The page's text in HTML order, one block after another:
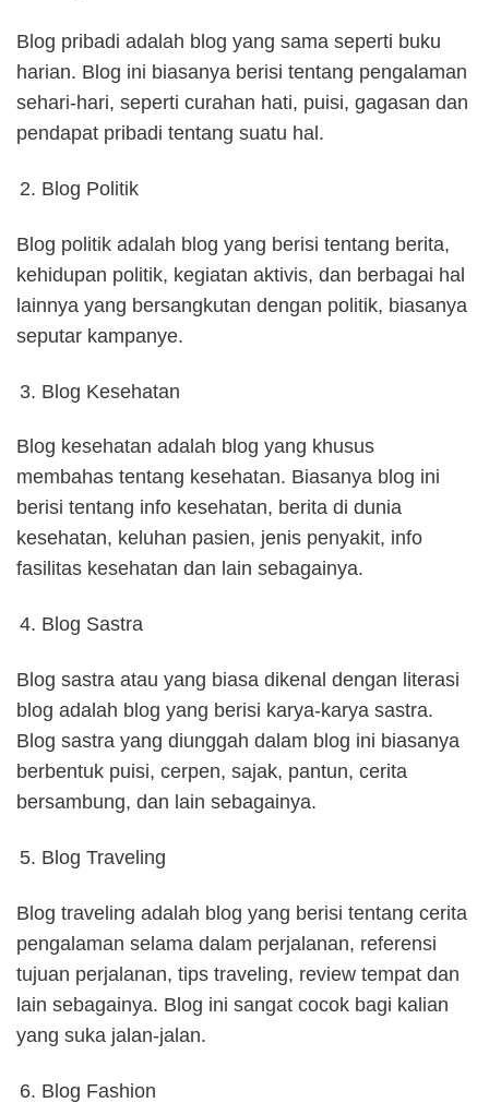
Blog pribadi adalah blog yang sama seperti buku
harian. Blog ini biasanya berisi tentang pengalaman
sehari-hari, seperti curahan hati, puisi, gagasan dan
pendapat pribadi tentang suatu hal.
Blog Politik
Blog politik adalah blog yang berisi tentang berita,
kehidupan politik, kegiatan aktivis, dan berbagai hal
lainnya yang bersangkutan dengan politik, biasanya
seputar kampanye.
Blog Kesehatan
Blog kesehatan adalah blog yang khusus
membahas tentang kesehatan. Biasanya blog ini
berisi tentang info kesehatan, berita di dunia
kesehatan, keluhan pasien, jenis penyakit, info
fasilitas kesehatan dan lain sebagainya.
Blog Sastra
Blog sastra atau yang biasa dikenal dengan literasi
blog adalah blog yang berisi karya-karya sastra.
Blog sastra yang diunggah dalam blog ini biasanya
berbentuk puisi, cerpen, sajak, pantun, cerita
bersambung, dan lain sebagainya.
Blog Traveling
Blog traveling adalah blog yang berisi tentang cerita
pengalaman selama dalam perjalanan, referensi
tujuan perjalanan, tips traveling, review tempat dan
lain sebagainya. Blog ini sangat cocok bagi kalian
yang suka jalan-jalan.
Blog Fashion